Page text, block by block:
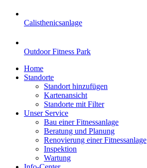
Calisthenicsanlage
Outdoor Fitness Park
Home
Standorte
Standort hinzufügen
Kartenansicht
Standorte mit Filter
Unser Service
Bau einer Fitnessanlage
Beratung und Planung
Renovierung einer Fitnessanlage
Inspektion
Wartung